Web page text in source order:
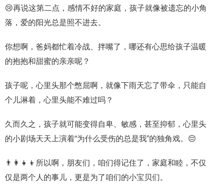
😢再说这第二点，感情不好的家庭，孩子就像被遗忘的小角
落，爱的阳光总是照不进去。
你想啊，爸妈都忙着冷战、拌嘴了，哪还有心思给孩子温暖
的抱抱和甜蜜的亲亲呢？
孩子呢，心里头那个憋屈啊，就像下雨天忘了带伞，只能自
个儿淋着，心里头能不难过吗？
久而久之，孩子就可能变得自卑、敏感，甚至抑郁，心里头
的小剧场天天上演着“为什么受伤的总是我”的独角戏。😔
👨‍👩‍👧‍👦所以啊，朋友们，咱们得记住了，家庭和睦，不仅
仅是两个人的事儿，更是为了咱们的小宝贝们。